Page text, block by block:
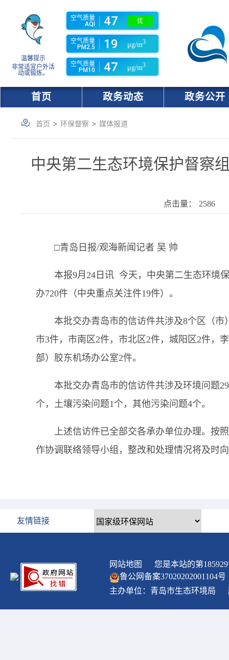
温馨提示
非常适宜户外活
动或锻炼。
空气质量
AQI
47 优
空气质量
PM2.5
19 μg/m3
空气质量
PM10
47 μg/m3
首页 政务动态 政务公开
首页 > 环保督察 > 媒体报道
中央第二生态环境保护督察
点击量： 2586
□青岛日报/观海新闻记者 吴 帅
本报9月24日讯 今天，中央第二生态环境
办720件（中央重点关注件19件）。
本批交办青岛市的信访件共涉及8个区（
市3件，市南区2件，市北区2件，城阳区2件，
部）胶东机场办公室2件。
本批交办青岛市的信访件共涉及环境问题
个，土壤污染问题1个，其他污染问题4个。
上述信访件已全部交各承办单位办理。按
作协调联络领导小组，整改和处理情况将及时
友情链接
网站地图 您是本站的第
鲁公网备案37020202001104号
主办单位：青岛市生态环境局